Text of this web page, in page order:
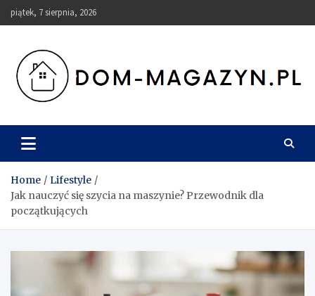
Skip
to
piątek, 7 sierpnia, 2026
Dom-Magazyn.pl
Home
Lifestyle
Jak nauczyć się szycia na maszynie? Przewodnik dla
początkujących